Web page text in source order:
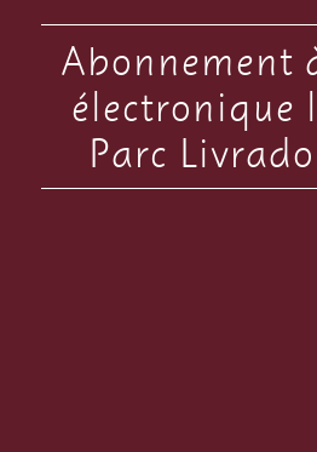
Abonnement
électronique
Parc